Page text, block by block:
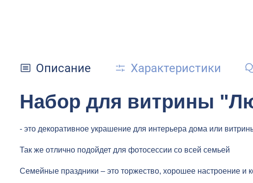
Описание Характеристики
Набор для витрины
- это декоративное украшение для интерьера дома или
Так же отлично подойдет для фотосессии со всей семьей
Семейные праздники – это торжество, хорошее настроение и